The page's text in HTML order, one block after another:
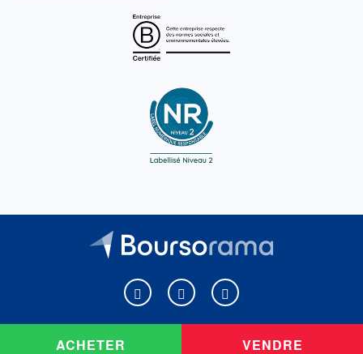
ACHETER VENDRE
Boursorama sur Facebook
Boursorama sur XBoursorama sur